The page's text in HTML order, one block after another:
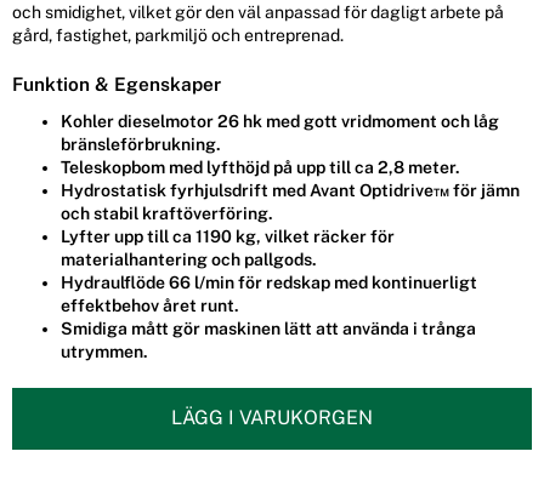
och smidighet, vilket gör den väl anpassad för dagligt arbete på
gård, fastighet, parkmiljö och entreprenad.
Funktion & Egenskaper
Kohler dieselmotor 26 hk med gott vridmoment och låg
bränsleförbrukning.
Teleskopbom med lyfthöjd på upp till ca 2,8 meter.
Hydrostatisk fyrhjulsdrift med Avant Optidrive™ för jämn
och stabil kraftöverföring.
Lyfter upp till ca 1190 kg, vilket räcker för
materialhantering och pallgods.
Hydraulflöde 66 l/min för redskap med kontinuerligt
effektbehov året runt.
Smidiga mått gör maskinen lätt att använda i trånga
utrymmen.
LÄGG I VARUKORGEN